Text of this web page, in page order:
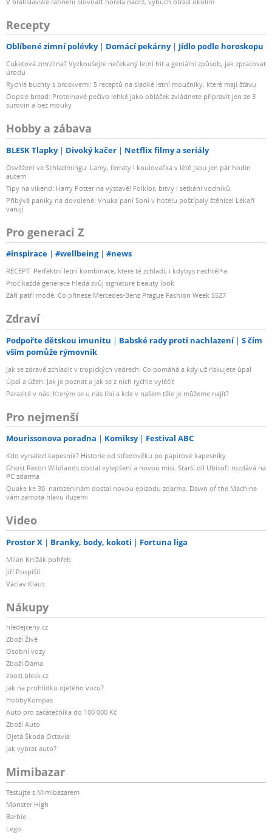
Recepty
Oblíbené zimní polévky Domácí pekárny Jídlo podle horoskopu
Cuketová zmrzlina? Vyzkoušejte nečekaný letní hit a geniální způsob, jak zpracovat
úrodu
Rychlé buchty s broskvemi: 5 receptů na sladké letní moučníky, které mají šťávu
Oopsie bread: Proteinové pečivo lehké jako obláček zvládnete připravit jen ze 3
surovin a bez mouky
Hobby a zábava
BLESK Tlapky Divoký kačer Netflix filmy a seriály
Osvěžení ve Schladmingu: Lamy, ferraty i koulovačka v létě jsou jen pár hodin
autem
Tipy na víkend: Harry Potter na výstavě! Folklor, bitvy i setkání vodníků
Přibývá paniky na dovolené: Vnuka paní Soni v hotelu poštípaly štěnice! Lékaři
varují
Pro generaci Z
#inspirace #wellbeing #news
RECEPT: Perfektní letní kombinace, které tě zchladí, i kdybys nechtěl*a
Proč každá generace hledá svůj signature beauty look
Září patří módě: Co přinese Mercedes-Benz Prague Fashion Week SS27
Zdraví
Podpořte dětskou imunitu Babské rady proti nachlazení
S čím
vším pomůže rýmovník
Jak se zdravě zchladit v tropických vedrech: Co pomáhá a kdy už riskujete úpal
Úpal a úžeh: Jak je poznat a jak se z nich rychle vyléčit
Parazité v nás: Kterým se u nás líbí a kde v našem těle je můžeme najít?
Pro nejmenší
Mourissonova poradna Komiksy Festival ABC
Kdo vynalezl kapesník? Historie od středověku po papírové kapesníky
Ghost Recon Wildlands dostal vylepšení a novou misi. Starší díl Ubisoft rozdává na
PC zdarma
Quake ke 30. narozeninám dostal novou epizodu zdarma. Dawn of the Machine
vám zamotá hlavu iluzemi
Video
Prostor X Branky, body, kokoti Fortuna liga
Milan Knížák pohřeb
Jiří Pospíšil
Václav Klaus
Nákupy
hledejceny.cz
Zboží Živě
Osobní vozy
Zboží Dáma
zbozi.blesk.cz
Jak na prohlídku ojetého vozu?
HobbyKompas
Auto pro začátečníka do 100 000 Kč
Zboží Auto
Ojetá Škoda Octavia
Jak vybrat auto?
Mimibazar
Testujte s Mimibazarem
Monster High
Barbie
Lego